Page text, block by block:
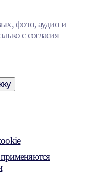
фото, аудио и
с согласия